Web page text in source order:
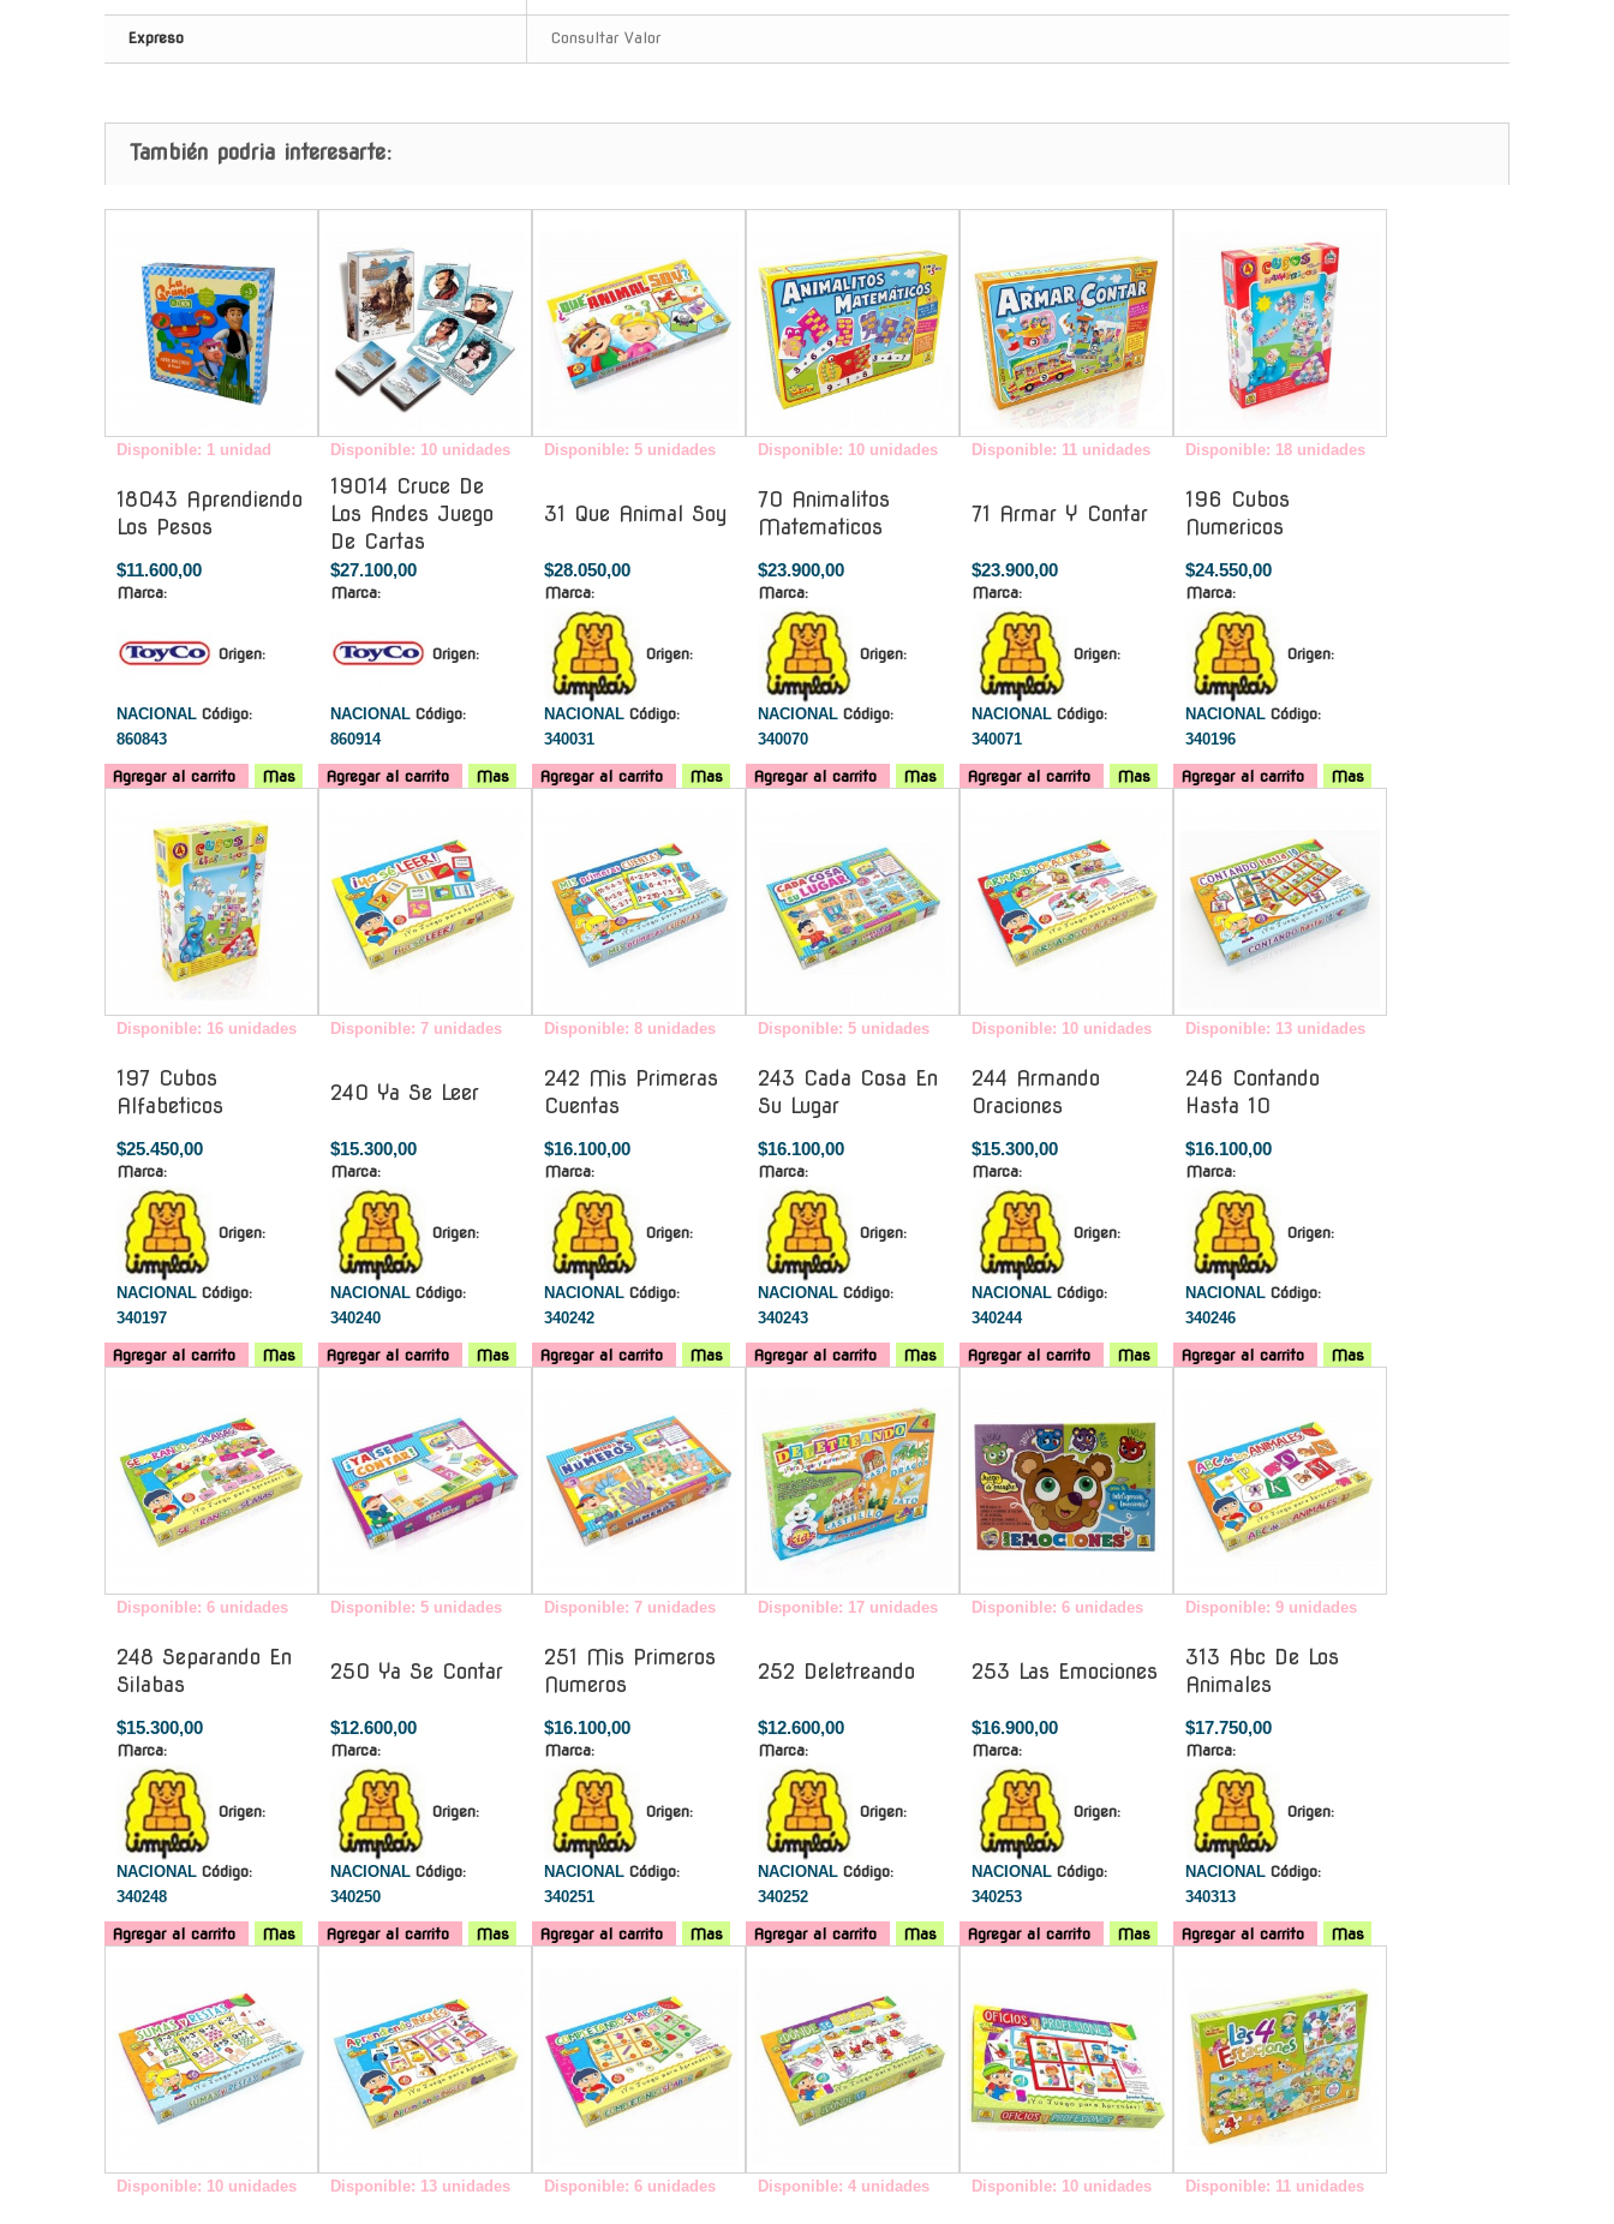
Expreso Consultar Valor
También podria interesarte:
Disponible: 1 unidad
18043 Aprendiendo
Los Pesos
$11.600,00
Marca:
Origen:
NACIONAL Código:
860843
Agregar al carrito Mas
Disponible: 10 unidades
19014 Cruce De
Los Andes Juego
De Cartas
$27.100,00
Marca:
Origen:
NACIONAL Código:
860914
Agregar al carrito Mas
Disponible: 5 unidades
31 Que Animal Soy
$28.050,00
Marca:
Origen:
NACIONAL Código:
340031
Agregar al carrito Mas
Disponible: 10 unidades
70 Animalitos
Matematicos
$23.900,00
Marca:
Origen:
NACIONAL Código:
340070
Agregar al carrito Mas
Disponible: 11 unidades
71 Armar Y Contar
$23.900,00
Marca:
Origen:
NACIONAL Código:
340071
Agregar al carrito Mas
Disponible: 18 unidades
196 Cubos
Numericos
$24.550,00
Marca:
Origen:
NACIONAL Código:
340196
Agregar al carrito
Mas
Disponible: 16 unidades
197 Cubos
Alfabeticos
$25.450,00
Marca:
Origen:
NACIONAL Código:
340197
Agregar al carrito Mas
Disponible: 7 unidades
240 Ya Se Leer
$15.300,00
Marca:
Origen:
NACIONAL Código:
340240
Agregar al carrito Mas
Disponible: 8 unidades
242 Mis Primeras
Cuentas
$16.100,00
Marca:
Origen:
NACIONAL Código:
340242
Agregar al carrito Mas
Disponible: 5 unidades
243 Cada Cosa En
Su Lugar
$16.100,00
Marca:
Origen:
NACIONAL Código:
340243
Agregar al carrito Mas
Disponible: 10 unidades
244 Armando
Oraciones
$15.300,00
Marca:
Origen:
NACIONAL Código:
340244
Agregar al carrito Mas
Disponible: 13 unidades
246 Contando
Hasta 10
$16.100,00
Marca:
Origen:
NACIONAL Código:
340246
Agregar al carrito
Mas
Disponible: 6 unidades
248 Separando En
Silabas
$15.300,00
Marca:
Origen:
NACIONAL Código:
340248
Agregar al carrito Mas
Disponible: 5 unidades
250 Ya Se Contar
$12.600,00
Marca:
Origen:
NACIONAL Código:
340250
Agregar al carrito Mas
Disponible: 7 unidades
251 Mis Primeros
Numeros
$16.100,00
Marca:
Origen:
NACIONAL Código:
340251
Agregar al carrito Mas
Disponible: 17 unidades
252 Deletreando
$12.600,00
Marca:
Origen:
NACIONAL Código:
340252
Agregar al carrito Mas
Disponible: 6 unidades
253 Las Emociones
$16.900,00
Marca:
Origen:
NACIONAL Código:
340253
Agregar al carrito Mas
Disponible: 9 unidades
313 Abc De Los
Animales
$17.750,00
Marca:
Origen:
NACIONAL Código:
340313
Agregar al carrito
Mas
Disponible: 10 unidades Disponible: 13 unidades Disponible: 6 unidades Disponible: 4 unidades Disponible: 10 unidades Disponible: 11 unidades